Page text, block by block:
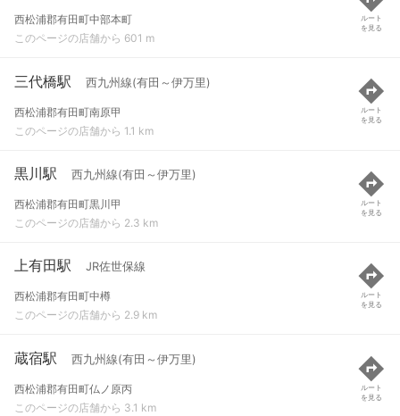
西松浦郡有田町中部本町
このページの店舗から 601 m
ルート
を見る
三代橋駅 西九州線(有田～伊万里)
西松浦郡有田町南原甲
このページの店舗から 1.1 km
ルート
を見る
黒川駅 西九州線(有田～伊万里)
西松浦郡有田町黒川甲
このページの店舗から 2.3 km
ルート
を見る
上有田駅 JR佐世保線
西松浦郡有田町中樽
このページの店舗から 2.9 km
ルート
を見る
蔵宿駅 西九州線(有田～伊万里)
西松浦郡有田町仏ノ原丙
このページの店舗から 3.1 km
ルート
を見る